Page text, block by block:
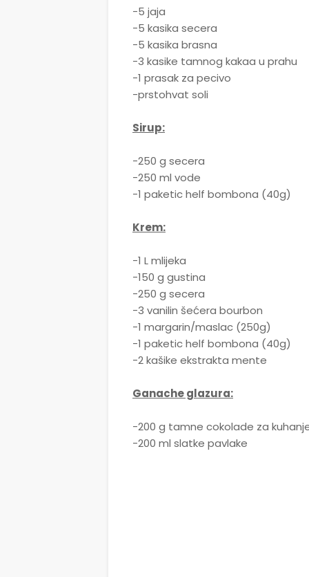
-5 jaja
-5 kasika secera
-5 kasika brasna
-3 kasike tamnog kakaa u prahu
-1 prasak za pecivo
-prstohvat soli
Sirup:
-250 g secera
-250 ml vode
-1 paketic helf bombona (40g)
Krem:
-1 L mlijeka
-150 g gustina
-250 g secera
-3 vanilin šećera bourbon
-1 margarin/maslac (250g)
-1 paketic helf bombona (40g)
-2 kašike ekstrakta mente
Ganache glazura:
-200 g tamne cokolade za
-200 ml slatke pavlake